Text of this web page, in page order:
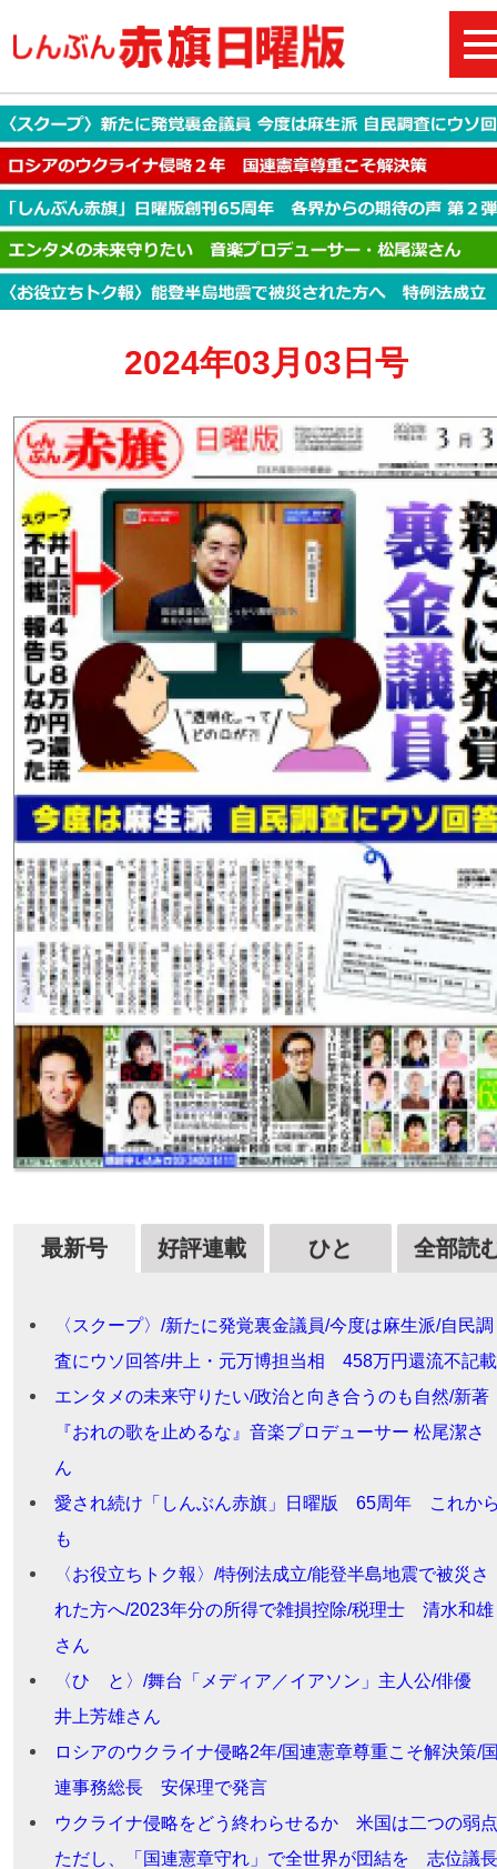
2024年03月03日号
最新号
〈スクープ〉/新たに発覚裏金議員/今度は麻生派/自民調
査にウソ回答/井上・元万博担当相 458万円還流不記載
エンタメの未来守りたい/政治と向き合うのも自然/新著
『おれの歌を止めるな』音楽プロデューサー 松尾潔さ
ん
愛され続け「しんぶん赤旗」日曜版 65周年 これか
も
〈お役立ちトク報〉/特例法成立/能登半島地震で被災さ
れた方へ/2023年分の所得で雑損控除/税理士 清水和雄
さん
〈ひ と〉/舞台「メディア／イアソン」主人公/俳優
井上芳雄さん
ロシアのウクライナ侵略2年/国連憲章尊重こそ解決策/
連事務総長 安保理で発言
ウクライナ侵略をどう終わらせるか 米国は二つの弱点
ただし、「国連憲章守れ」で全世界が団結を 志位議
好評連載 ひと 全部読